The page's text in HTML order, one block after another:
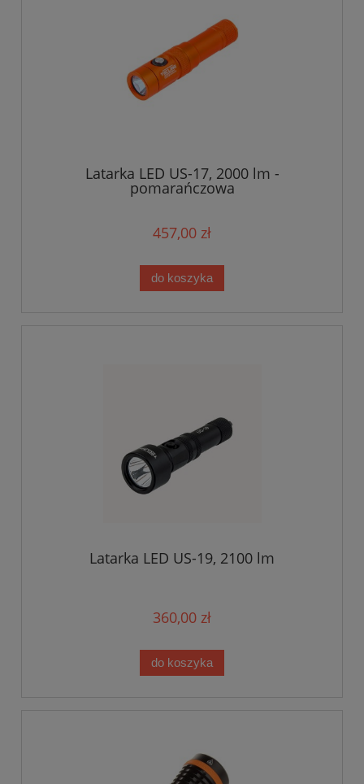
Latarka LED US-17, 2000 lm -
pomarańczowa
457,00 zł
do koszyka
Latarka LED US-19, 2100 lm
360,00 zł
do koszyka